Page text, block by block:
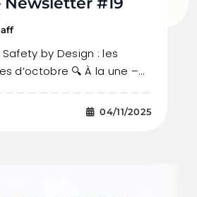
by Design : les
d’octobre 🔍 À la une –…
04/11/2025